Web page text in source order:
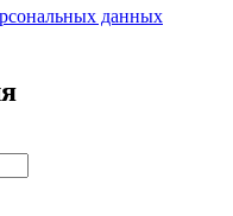
данных